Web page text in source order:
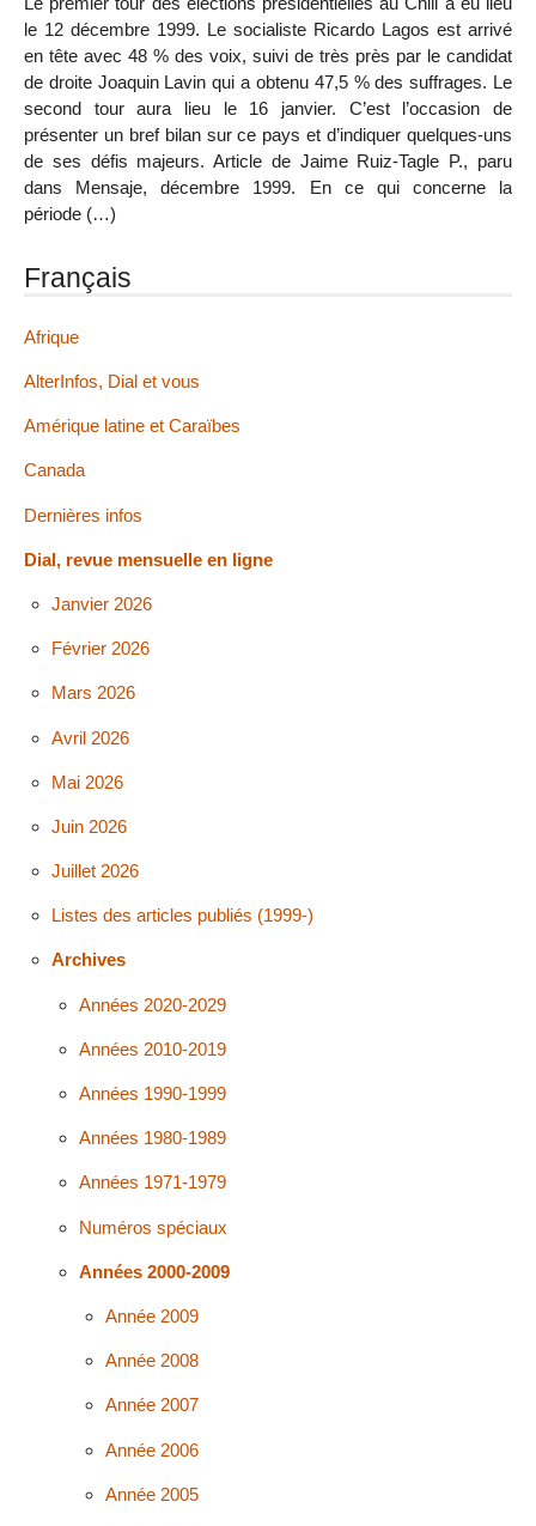
le 12 décembre 1999. Le socialiste Ricardo Lagos est arrivé
en tête avec 48 % des voix, suivi de très près par le candidat
de droite Joaquin Lavin qui a obtenu 47,5 % des suffrages. Le
second tour aura lieu le 16 janvier. C’est l’occasion de
présenter un bref bilan sur ce pays et d’indiquer quelques-uns
de ses défis majeurs. Article de Jaime Ruiz-Tagle P., paru
dans Mensaje, décembre 1999. En ce qui concerne la
période (…)
Français
Afrique
AlterInfos, Dial et vous
Amérique latine et Caraïbes
Canada
Dernières infos
Dial, revue mensuelle en ligne
Janvier 2026
Février 2026
Mars 2026
Avril 2026
Mai 2026
Juin 2026
Juillet 2026
Listes des articles publiés (1999-)
Archives
Années 2020-2029
Années 2010-2019
Années 1990-1999
Années 1980-1989
Années 1971-1979
Numéros spéciaux
Années 2000-2009
Année 2009
Année 2008
Année 2007
Année 2006
Année 2005